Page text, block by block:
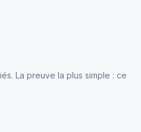
La preuve la plus simple : ce